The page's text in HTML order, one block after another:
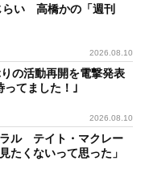
らい 高橋かの「週刊
2026.08.10
の活動再開を電撃発表
ってました！｣
2026.08.10
ル テイト・マクレー
たくないって思った」